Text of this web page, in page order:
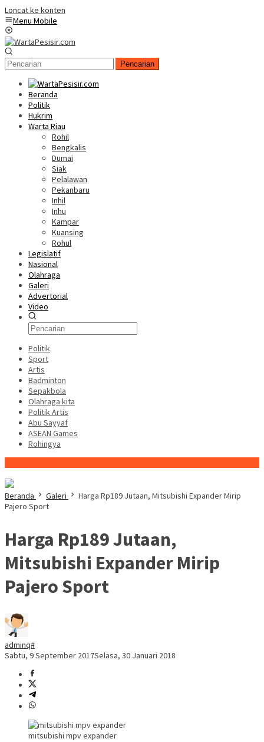
Loncat ke konten
Menu Mobile
Pencarian
Beranda
Politik
Hukrim
Warta Riau
Rohil
Bengkalis
Dumai
Siak
Pelalawan
Pekanbaru
Inhil
Inhu
Kampar
Kuansing
Rohul
Legislatif
Nasional
Olahraga
Galeri
Advertorial
Video
Politik
Sport
Artis
Badminton
Sepakbola
Olahraga kita
Politik Artis
Abu Sayyaf
ASEAN Games
Rohingya
Beranda Galeri
Harga Rp189 Jutaan, Mitsubishi Expander Mirip
Pajero Sport
Harga Rp189 Jutaan,
Mitsubishi Expander Mirip
Pajero Sport
adminq#
Sabtu, 9 September 2017Selasa, 30 Januari 2018
mitsubishi mpv expander